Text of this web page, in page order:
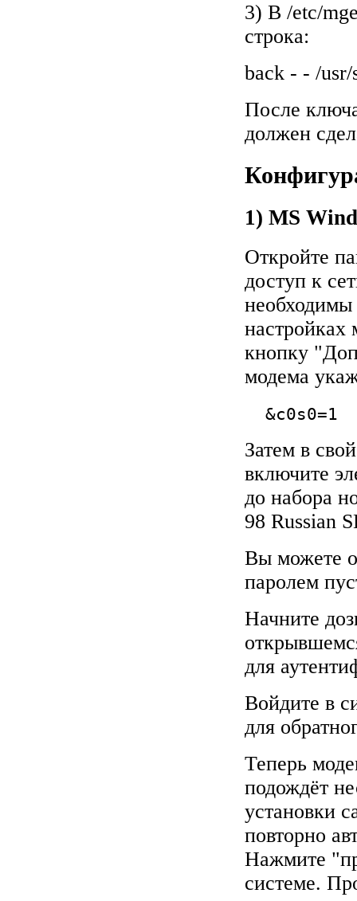
3) В /etc/
строка:
back - - /
После
должен
1) MS
Откройте
доступ к
необходимы
кнопку
модема
&c0s0=1
Затем в
включите
до набора
98 Russian
Вы можете
паролем
Начните
для
Войдите в
для
Теперь
подождёт
установки
повторно
Нажмите
системе.